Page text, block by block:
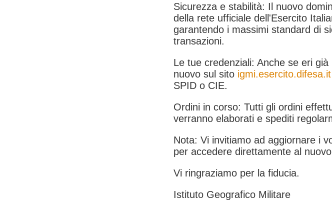
Sicurezza e stabilità: Il nuovo
della rete ufficiale dell'Esercito
garantendo i massimi standard di
transazioni.
Le tue credenziali: Anche se eri
nuovo sul sito igmi.esercito.difesa.it
SPID o CIE.
Ordini in corso: Tutti gli ordini
verranno elaborati e spediti
Nota: Vi invitiamo ad aggiornare i
per accedere direttamente al
Vi ringraziamo per la fiducia.
Istituto Geografico Militare